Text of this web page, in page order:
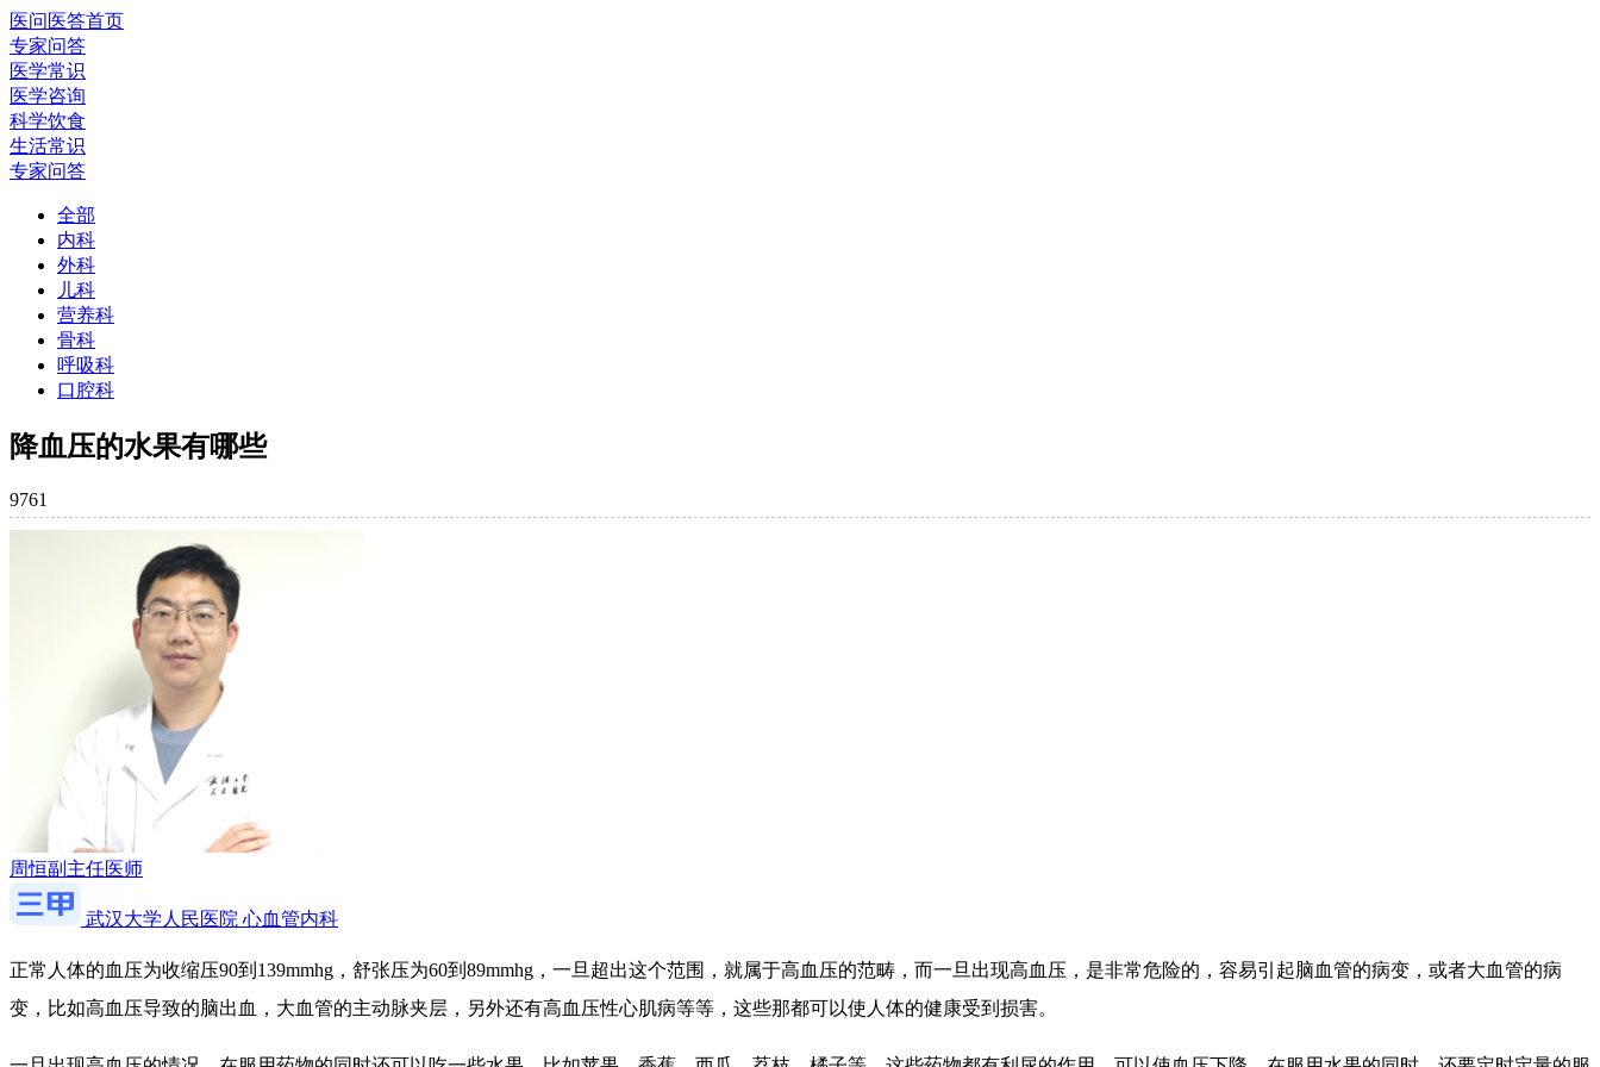
医问医答首页
专家问答
医学常识
医学咨询
科学饮食
生活常识
专家问答
全部
内科
外科
儿科
营养科
骨科
呼吸科
口腔科
降血压的水果有哪些
9761
周恒副主任医师
武汉大学人民医院 心血管内科
正常人体的血压为收缩压90到139mmhg，舒张压为60到89mmhg，一旦超出这个范围，就属于高血压的范畴，而一旦出现高血压，是非常危险的，容易引起脑血管的病变，或者大血管的病
变，比如高血压导致的脑出血，大血管的主动脉夹层，另外还有高血压性心肌病等等，这些那都可以使人体的健康受到损害。